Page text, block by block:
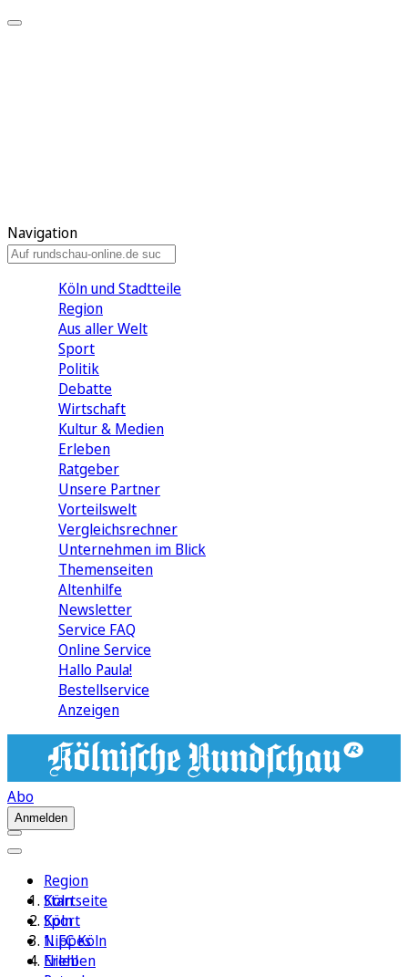
Navigation
Köln und Stadtteile
Region
Aus aller Welt
Sport
Politik
Debatte
Wirtschaft
Kultur & Medien
Erleben
Ratgeber
Unsere Partner
Vorteilswelt
Vergleichsrechner
Unternehmen im Blick
Themenseiten
Altenhilfe
Newsletter
Service FAQ
Online Service
Hallo Paula!
Bestellservice
Anzeigen
Abo
Anmelden
Region
Köln
Sport
1. FC Köln
Erleben
Startseite
Köln
Nippes
Niehl